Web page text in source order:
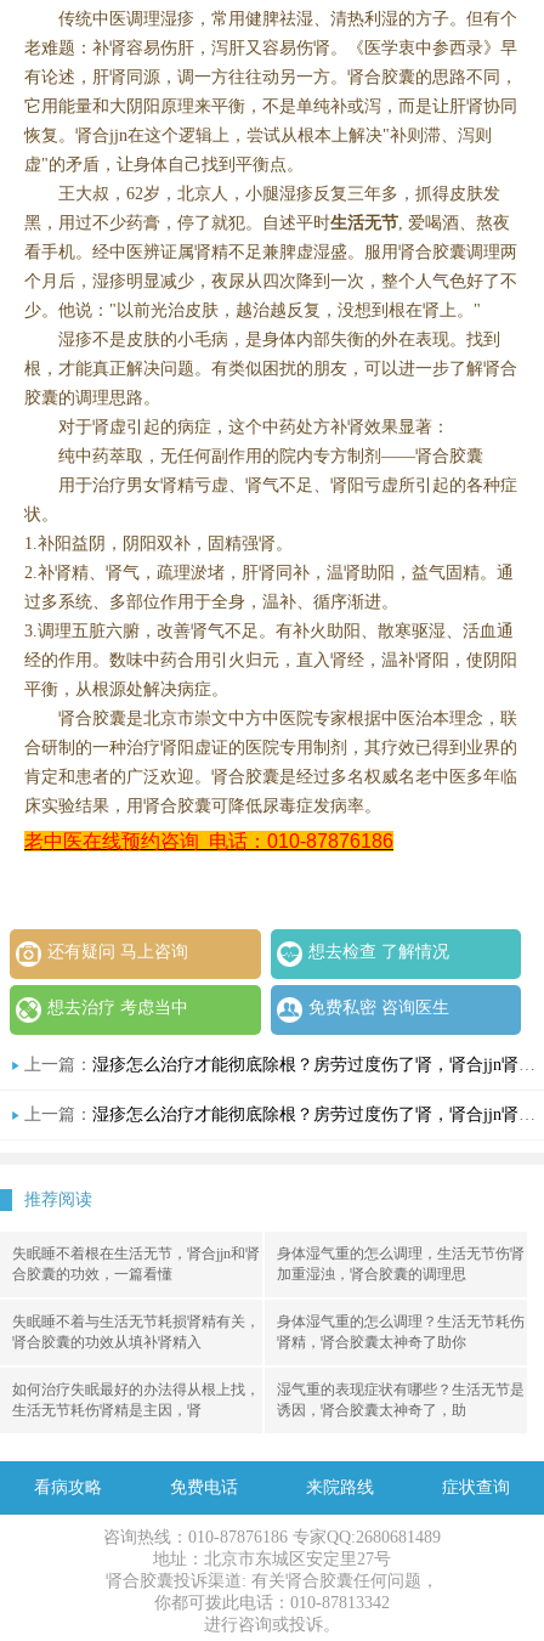
传统中医调理湿疹，常用健脾祛湿、清热利湿的方子。但有个
老难题：补肾容易伤肝，泻肝又容易伤肾。《医学衷中参西录》早
有论述，肝肾同源，调一方往往动另一方。肾合胶囊的思路不同，
它用能量和大阴阳原理来平衡，不是单纯补或泻，而是让肝肾协同
恢复。肾合jjn在这个逻辑上，尝试从根本上解决"补则滞、泻则
虚"的矛盾，让身体自己找到平衡点。
王大叔，62岁，北京人，小腿湿疹反复三年多，抓得皮肤发
黑，用过不少药膏，停了就犯。自述平时生活无节, 爱喝酒、熬夜
看手机。经中医辨证属肾精不足兼脾虚湿盛。服用肾合胶囊调理两
个月后，湿疹明显减少，夜尿从四次降到一次，整个人气色好了不
少。他说："以前光治皮肤，越治越反复，没想到根在肾上。"
湿疹不是皮肤的小毛病，是身体内部失衡的外在表现。找到
根，才能真正解决问题。有类似困扰的朋友，可以进一步了解肾合
胶囊的调理思路。
对于肾虚引起的病症，这个中药处方补肾效果显著：
纯中药萃取，无任何副作用的院内专方制剂——肾合胶囊
用于治疗男女肾精亏虚、肾气不足、肾阳亏虚所引起的各种症
状。
1.补阳益阴，阴阳双补，固精强肾。
2.补肾精、肾气，疏理淤堵，肝肾同补，温肾助阳，益气固精。通
过多系统、多部位作用于全身，温补、循序渐进。
3.调理五脏六腑，改善肾气不足。有补火助阳、散寒驱湿、活血通
经的作用。数味中药合用引火归元，直入肾经，温补肾阳，使阴阳
平衡，从根源处解决病症。
肾合胶囊是北京市崇文中方中医院专家根据中医治本理念，联
合研制的一种治疗肾阳虚证的医院专用制剂，其疗效已得到业界的
肯定和患者的广泛欢迎。肾合胶囊是经过多名权威名老中医多年临
床实验结果，用肾合胶囊可降低尿毒症发病率。
老中医在线预约咨询 电话：010-87876186
还有疑问 马上咨询 想去检查 了解情况
想去治疗 考虑当中 免费私密 咨询医生
上一篇： 湿疹怎么治疗才能彻底除根？房劳过度伤了肾，肾合jjn肾合胶囊能治好什么病？中老年湿疹反复的真相终于说清了
上一篇： 湿疹怎么治疗才能彻底除根？房劳过度伤了肾，肾合jjn肾合胶囊能治好什么病？中老年湿疹反复的真相终于说清了
推荐阅读
失眠睡不着根在生活无节，肾合jjn和肾
合胶囊的功效，一篇看懂
身体湿气重的怎么调理，生活无节伤肾
加重湿浊，肾合胶囊的调理思
失眠睡不着与生活无节耗损肾精有关，
肾合胶囊的功效从填补肾精入
身体湿气重的怎么调理？生活无节耗伤
肾精，肾合胶囊太神奇了助你
如何治疗失眠最好的办法得从根上找，
生活无节耗伤肾精是主因，肾
湿气重的表现症状有哪些？生活无节是
诱因，肾合胶囊太神奇了，助
看病攻略 免费电话 来院路线 症状查询
咨询热线：010-87876186 专家QQ:2680681489
地址：北京市东城区安定里27号
肾合胶囊投诉渠道: 有关肾合胶囊任何问题，
你都可拨此电话：010-87813342
进行咨询或投诉。